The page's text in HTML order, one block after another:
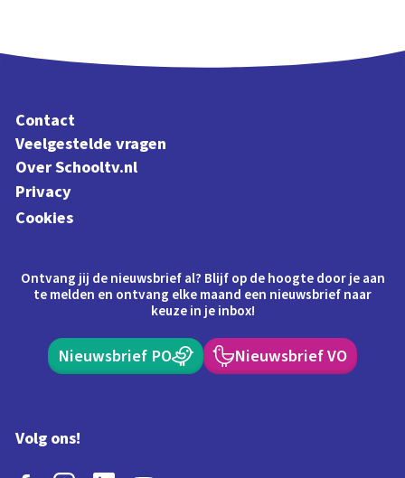
Contact
Veelgestelde vragen
Over Schooltv.nl
Privacy
Cookies
Ontvang jij de nieuwsbrief al? Blijf op de hoogte door je aan
te melden en ontvang elke maand een nieuwsbrief naar
keuze in je inbox!
Nieuwsbrief PO Nieuwsbrief VO
Volg ons!